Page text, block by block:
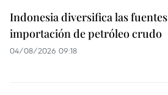
Indonesia diversifica las
importación de petróleo crudo
04/08/2026 09:18